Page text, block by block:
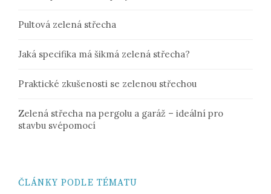
Pultová zelená střecha
Jaká specifika má šikmá zelená střecha?
Praktické zkušenosti se zelenou střechou
Zelená střecha na pergolu a garáž – ideální pro
stavbu svépomocí
ČLÁNKY PODLE TÉMATU